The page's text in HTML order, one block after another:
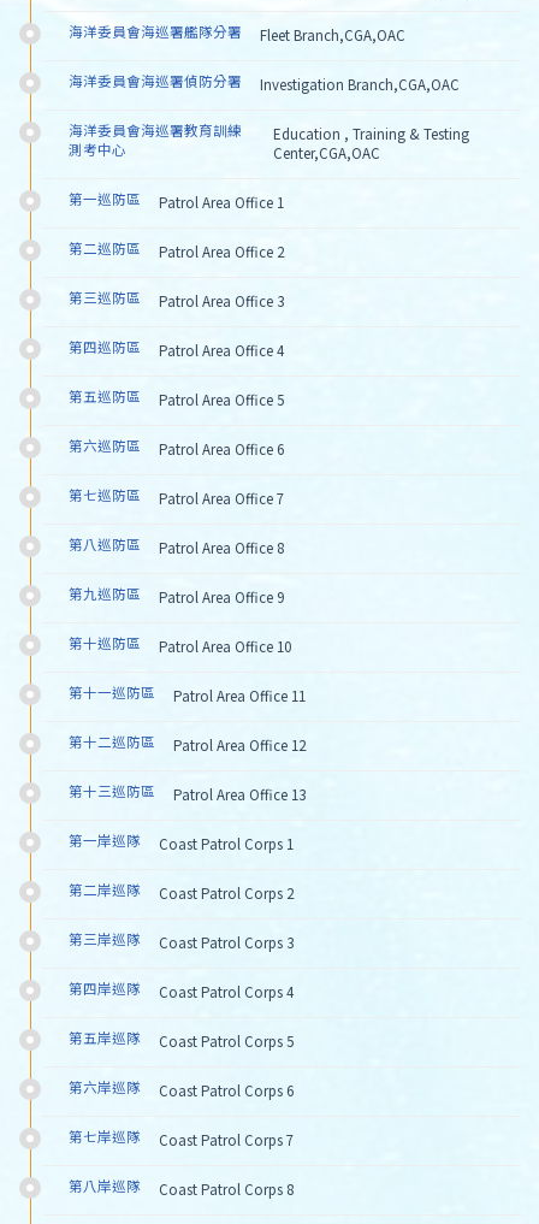
海洋委員會海巡署艦隊分署 Fleet Branch,CGA,OAC
海洋委員會海巡署偵防分署 Investigation Branch,CGA,OAC
海洋委員會海巡署教育訓練
測考中心
Education , Training & Testing
Center,CGA,OAC
第一巡防區 Patrol Area Office 1
第二巡防區 Patrol Area Office 2
第三巡防區 Patrol Area Office 3
第四巡防區 Patrol Area Office 4
第五巡防區 Patrol Area Office 5
第六巡防區 Patrol Area Office 6
第七巡防區 Patrol Area Office 7
第八巡防區 Patrol Area Office 8
第九巡防區 Patrol Area Office 9
第十巡防區 Patrol Area Office 10
第十一巡防區 Patrol Area Office 11
第十二巡防區 Patrol Area Office 12
第十三巡防區 Patrol Area Office 13
第一岸巡隊 Coast Patrol Corps 1
第二岸巡隊 Coast Patrol Corps 2
第三岸巡隊 Coast Patrol Corps 3
第四岸巡隊 Coast Patrol Corps 4
第五岸巡隊 Coast Patrol Corps 5
第六岸巡隊 Coast Patrol Corps 6
第七岸巡隊 Coast Patrol Corps 7
第八岸巡隊 Coast Patrol Corps 8